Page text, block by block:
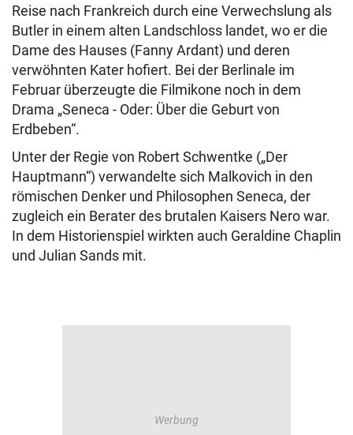
Reise nach Frankreich durch eine Verwechslung als
Butler in einem alten Landschloss landet, wo er die
Dame des Hauses (Fanny Ardant) und deren
verwöhnten Kater hofiert. Bei der Berlinale im
Februar überzeugte die Filmikone noch in dem
Drama „Seneca - Oder: Über die Geburt von
Erdbeben“.
Unter der Regie von Robert Schwentke („Der
Hauptmann“) verwandelte sich Malkovich in den
römischen Denker und Philosophen Seneca, der
zugleich ein Berater des brutalen Kaisers Nero war.
In dem Historienspiel wirkten auch Geraldine Chaplin
und Julian Sands mit.